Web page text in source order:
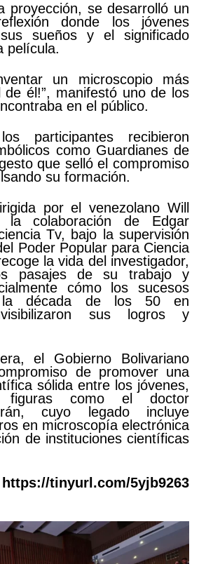
proyección, se desarrolló un
donde los jóvenes
sueños y el significado
película.
un microscopio más
de él!”, manifestó uno de los
en el público.
participantes recibieron
como Guardianes de
que selló el compromiso
su formación.
por el venezolano Will
la colaboración de Edgar
Tv, bajo la supervisión
Poder Popular para Ciencia
la vida del investigador,
pasajes de su trabajo y
cómo los sucesos
la década de los 50 en
sus logros y
el Gobierno Bolivariano
de promover una
sólida entre los jóvenes,
figuras como el doctor
cuyo legado incluye
en microscopía electrónica
de instituciones científicas
https://tinyurl.com/5yjb9263